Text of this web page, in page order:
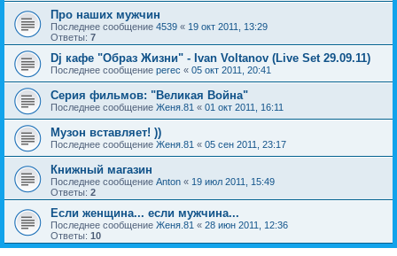
Про наших мужчин
Последнее сообщение 4539 « 19 окт 2011, 13:29
Ответы: 7
Dj кафе "Образ Жизни" - Ivan Voltanov (Live Set 29.09.11)
Последнее сообщение perec « 05 окт 2011, 20:41
Серия фильмов: "Великая Война"
Последнее сообщение Женя.81 « 01 окт 2011, 16:11
Музон вставляет! ))
Последнее сообщение Женя.81 « 05 сен 2011, 23:17
Книжный магазин
Последнее сообщение Anton « 19 июл 2011, 15:49
Ответы: 2
Если женщина... если мужчина...
Последнее сообщение Женя.81 « 28 июн 2011, 12:36
Ответы: 10